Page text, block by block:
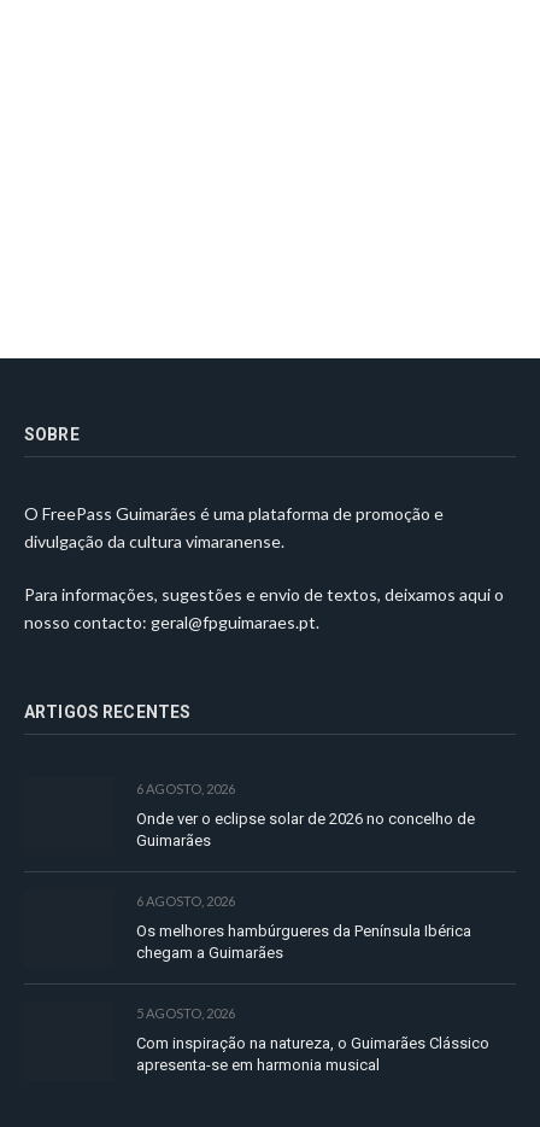
SOBRE
O FreePass Guimarães é uma plataforma de promoção e
divulgação da cultura vimaranense.
Para informações, sugestões e envio de textos, deixamos aqui o
nosso contacto: geral@fpguimaraes.pt.
ARTIGOS RECENTES
6 AGOSTO, 2026
Onde ver o eclipse solar de 2026 no concelho de
Guimarães
6 AGOSTO, 2026
Os melhores hambúrgueres da Península Ibérica
chegam a Guimarães
5 AGOSTO, 2026
Com inspiração na natureza, o Guimarães Clássico
apresenta-se em harmonia musical